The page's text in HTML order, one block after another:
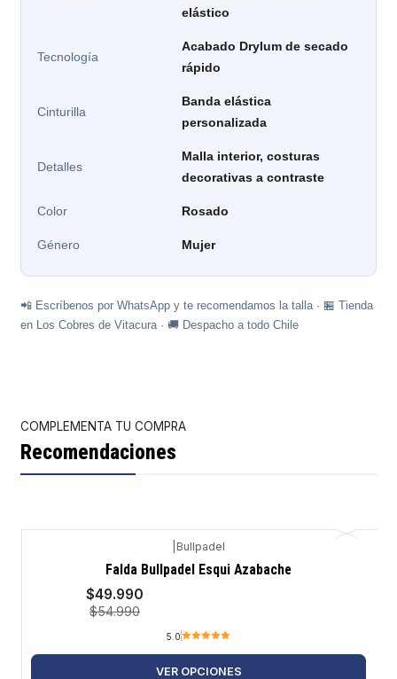
elástico
Tecnología
Acabado Drylum de secado
rápido
Cinturilla
Banda elástica
personalizada
Detalles
Malla interior, costuras
decorativas a contraste
Color Rosado
Género Mujer
📲 Escríbenos por WhatsApp y te recomendamos la talla · 🏪 Tienda
en Los Cobres de Vitacura · 🚚 Despacho a todo Chile
COMPLEMENTA TU COMPRA
Recomendaciones
Bullpadel
Falda Bullpadel Esqui Azabache
$49.990
$54.990
5.0
VER OPCIONES